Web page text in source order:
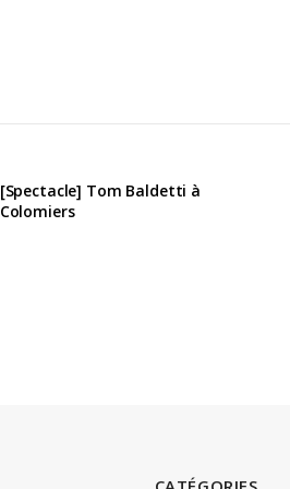
[Spectacle] Tom Baldetti à
Colomiers